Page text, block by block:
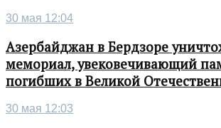
30 мая 12:04
Азербайджан в Бердзоре
мемориал, увековечивающий
погибших в Великой
30 мая 12:03